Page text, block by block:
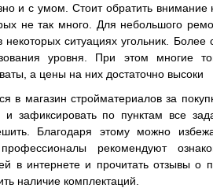
и с умом. Стоит обратить внимание
не так много. Для небольшого
некоторых ситуациях угольник.
уровня. При этом многие
а цены на них достаточно высоки
в магазин стройматериалов за
зафиксировать по пунктам все
Благодаря этому можно
рекомендуют
в интернете и прочитать отзывы о
наличие комплектаций.